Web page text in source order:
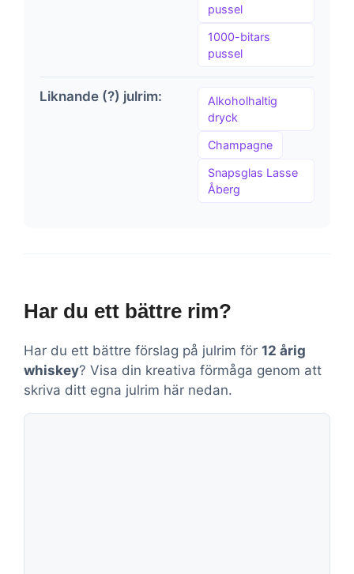
pussel
1000-bitars
pussel
Liknande (?) julrim:
Alkoholhaltig
dryck
Champagne
Snapsglas Lasse
Åberg
Har du ett bättre rim?
Har du ett bättre förslag på julrim för 12 årig
whiskey? Visa din kreativa förmåga genom att
skriva ditt egna julrim här nedan.
Kommentar